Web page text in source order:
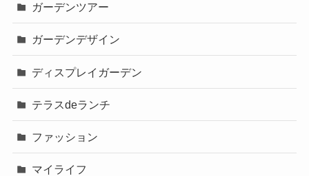
ガーデンツアー
ガーデンデザイン
ディスプレイガーデン
テラスdeランチ
ファッション
マイライフ